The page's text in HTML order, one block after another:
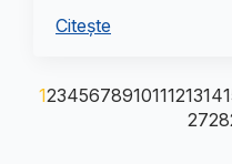
Citește
1234567891011121314
2728